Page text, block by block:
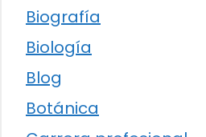
Biografía
Biología
Blog
Botánica